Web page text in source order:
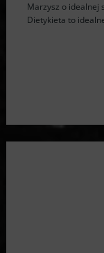
Marzysz o idealnej
Dietykieta to